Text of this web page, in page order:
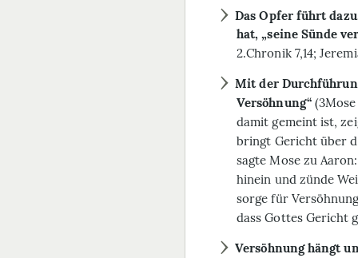
Das Opfer führt
hat, „seine Sünde
2.Chronik 7,14;
Mit der
Versöhnung“(3Mose
damit gemeint ist,
bringt Gericht über
sagte Mose zu
hinein und zünde
sorge für
dass Gottes Gericht
Versöhnung hängt